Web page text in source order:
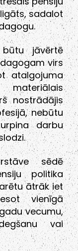
sadalot
jāvērtē
virs
atalgojuma
nostrādājis
nebūtu
darbu
sēdē
politika
ātrāk iet
vienīgā
vecumu,
vai